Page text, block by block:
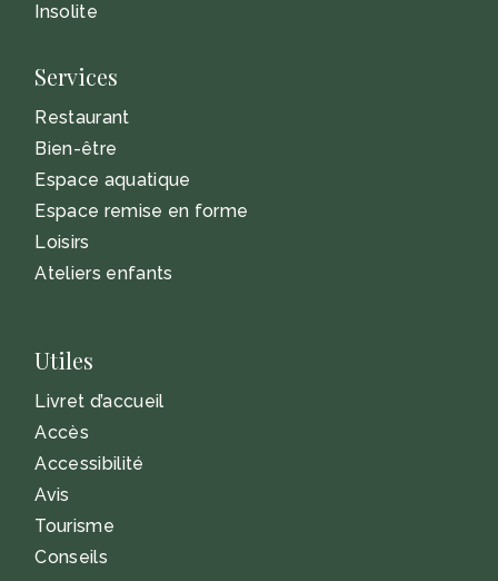
Insolite
Services
Restaurant
Bien-être
Espace aquatique
Espace remise en forme
Loisirs
Ateliers enfants
Utiles
Livret d’accueil
Accès
Accessibilité
Avis
Tourisme
Conseils